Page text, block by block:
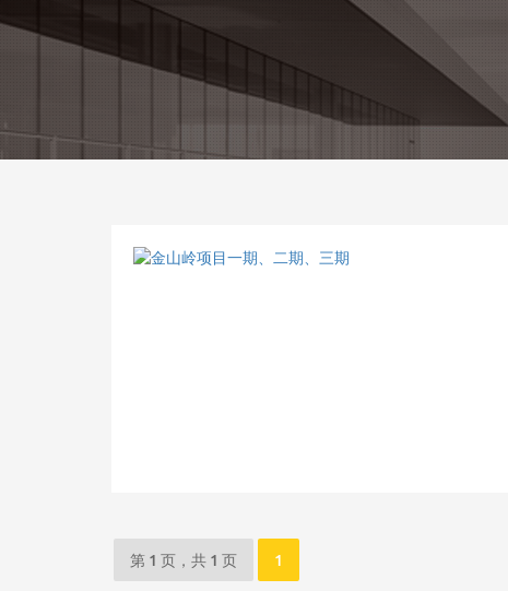
第 1 页，共 1 页 1